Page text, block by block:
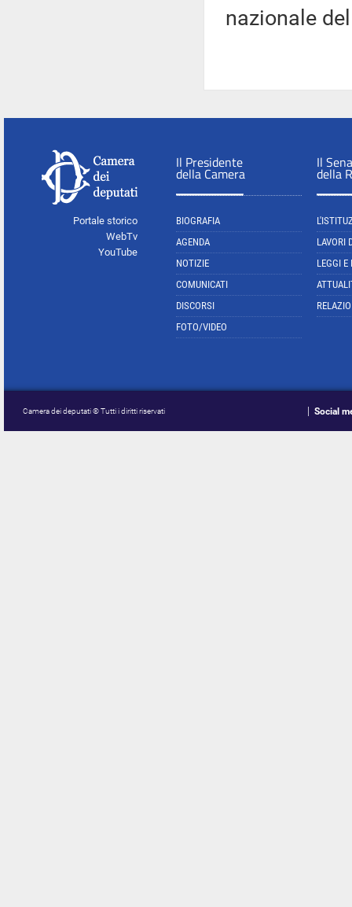
nazionale
Portale storico
WebTv
YouTube
Il Presidente
della Camera
BIOGRAFIA
AGENDA
NOTIZIE
COMUNICATI
DISCORSI
FOTO/VIDEO
Il
della
LAVORI
LEGGI E
Camera dei deputati © Tutti i diritti riservati Social